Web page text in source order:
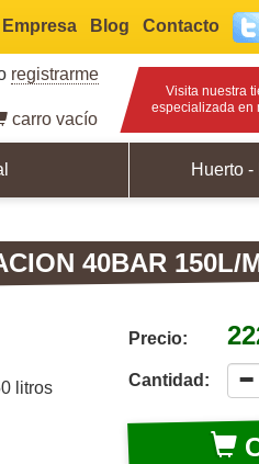
Empresa Blog Contacto
registrarme
carro vacío
Visita nuestra
especializada en
Huerto
40BAR 150L/
Precio:
Cantidad:
litros